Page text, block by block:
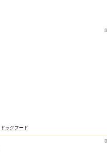
ドッグフード